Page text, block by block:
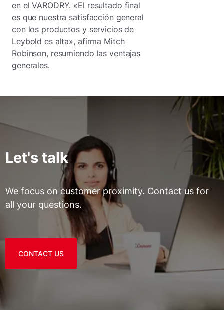
en el VARODRY. «El resultado final
es que nuestra satisfacción general
con los productos y servicios de
Leybold es alta», afirma Mitch
Robinson, resumiendo las ventajas
generales.
Let's talk
We focus on customer proximity. Contact us for
all your questions.
CONTACT US